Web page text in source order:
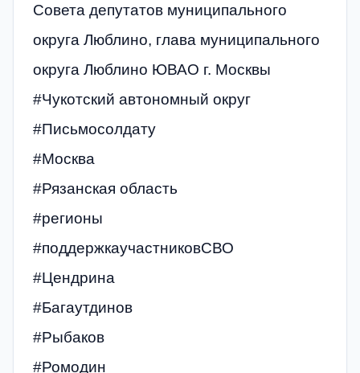
Совета депутатов муниципального
округа Люблино, глава муниципального
округа Люблино ЮВАО г. Москвы
#Чукотский автономный округ
#Письмосолдату
#Москва
#Рязанская область
#регионы
#поддержкаучастниковСВО
#Цендрина
#Багаутдинов
#Рыбаков
#Ромодин